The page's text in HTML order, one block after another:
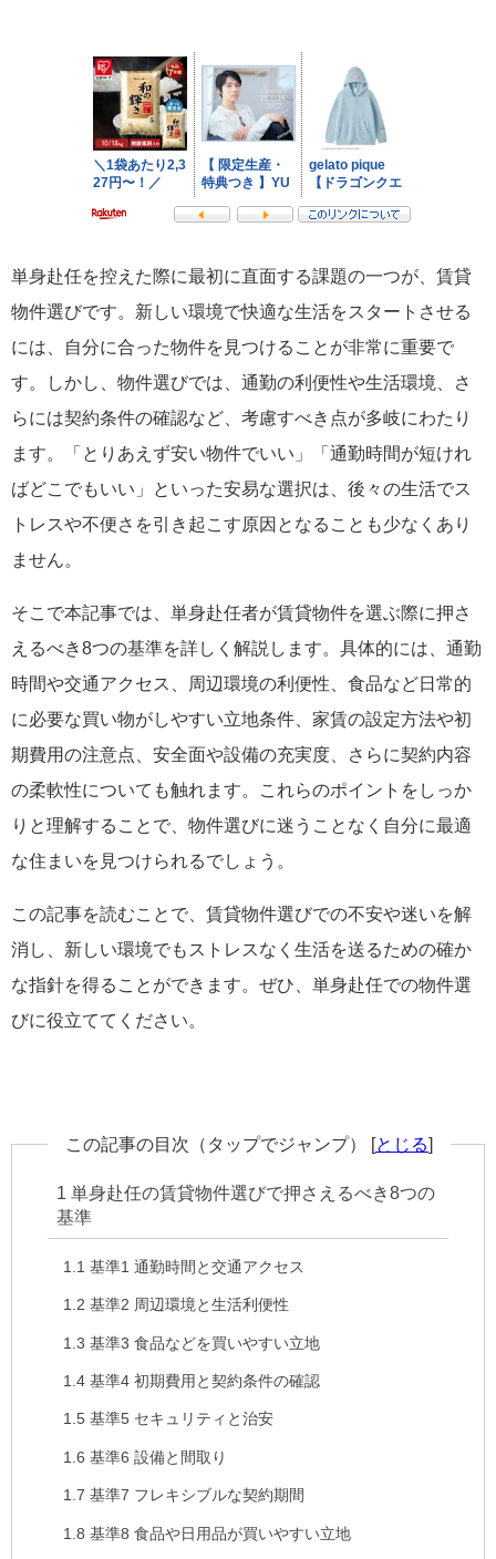
単身赴任を控えた際に最初に直面する課題の一つが、賃貸
物件選びです。新しい環境で快適な生活をスタートさせる
には、自分に合った物件を見つけることが非常に重要で
す。しかし、物件選びでは、通勤の利便性や生活環境、さ
らには契約条件の確認など、考慮すべき点が多岐にわたり
ます。「とりあえず安い物件でいい」「通勤時間が短けれ
ばどこでもいい」といった安易な選択は、後々の生活でス
トレスや不便さを引き起こす原因となることも少なくあり
ません。
そこで本記事では、単身赴任者が賃貸物件を選ぶ際に押さ
えるべき8つの基準を詳しく解説します。具体的には、通勤
時間や交通アクセス、周辺環境の利便性、食品など日常的
に必要な買い物がしやすい立地条件、家賃の設定方法や初
期費用の注意点、安全面や設備の充実度、さらに契約内容
の柔軟性についても触れます。これらのポイントをしっか
りと理解することで、物件選びに迷うことなく自分に最適
な住まいを見つけられるでしょう。
この記事を読むことで、賃貸物件選びでの不安や迷いを解
消し、新しい環境でもストレスなく生活を送るための確か
な指針を得ることができます。ぜひ、単身赴任での物件選
びに役立ててください。
この記事の目次（タップでジャンプ） [とじる]
1 単身赴任の賃貸物件選びで押さえるべき8つの
基準
1.1 基準1 通勤時間と交通アクセス
1.2 基準2 周辺環境と生活利便性
1.3 基準3 食品などを買いやすい立地
1.4 基準4 初期費用と契約条件の確認
1.5 基準5 セキュリティと治安
1.6 基準6 設備と間取り
1.7 基準7 フレキシブルな契約期間
1.8 基準8 食品や日用品が買いやすい立地